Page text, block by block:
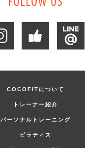
COCOFITについて
トレーナー紹介
パーソナルトレーニング
ピラティス